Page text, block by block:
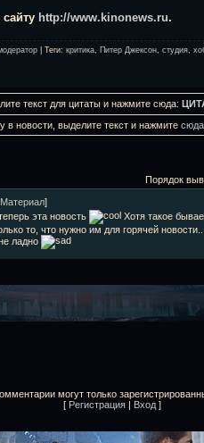
http://www.kinonews.ru.
Теги: критика Питер Джексон студия
текст для цитаты и нажмите сюда:
новости, выделите текст и нажмите сюда
Порядок
Материал]
эта новость
Хотя такое
то, что нужно им для горячей
ладно
могут только
[ Регистрация | Вход ]